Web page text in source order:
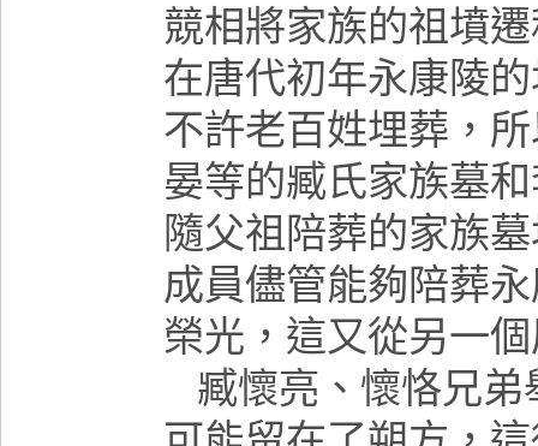
競相將家族的祖墳
在唐代初年永康陵
不許老百姓埋葬，
晏等的臧氏家族墓
隨父祖陪葬的家族
成員儘管能夠陪葬
榮光，這又從另一
臧懷亮、懷恪兄